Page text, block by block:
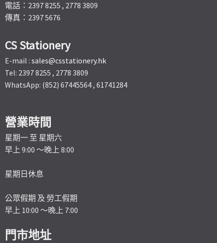
電話：2397 8255 , 2778 3809
傳真：2397 5676
CS Stationery
E-mail : sales@csstationery.hk
Tel: 2397 8255 , 2778 3809
WhatsApp: (852) 67445564 , 61741284
營業時間
星期一 至 星期六
早上 9:00 ～晚上 8:00
星期日休息
公眾假期 及 勞工假期
早上 10:00 ～晚上 7:00
門市地址